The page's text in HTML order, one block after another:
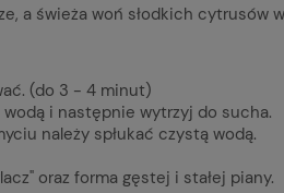
a świeża woń słodkich cytrusów
(do 3 - 4 minut)
i następnie wytrzyj do sucha.
należy spłukać czystą wodą.
oraz forma gęstej i stałej piany.